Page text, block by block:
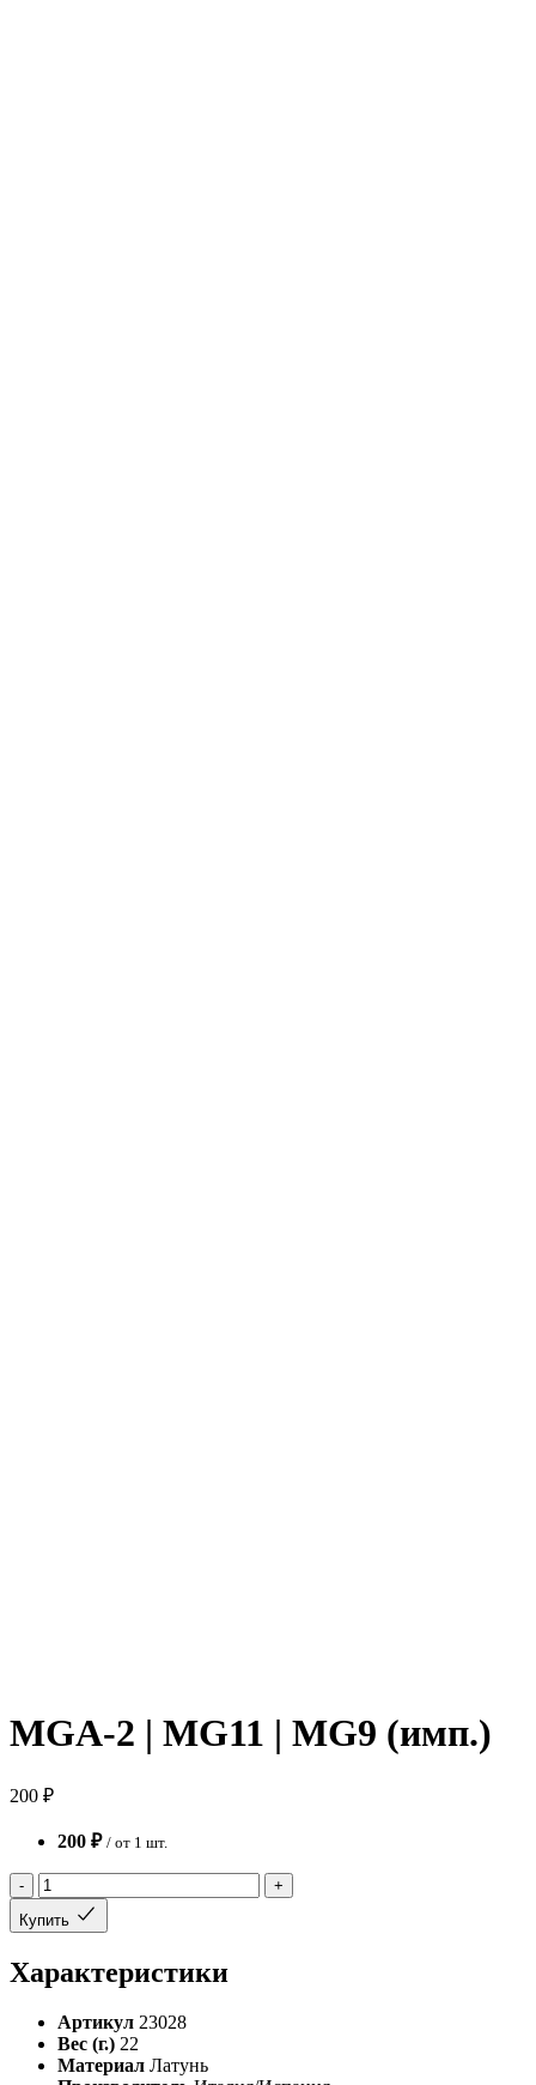
MGA-2 | MG11 | MG9 (имп.)
200 ₽
200 ₽ / от 1 шт.
-
+
Купить
Характеристики
Артикул 23028
Вес (г.) 22
Материал Латунь